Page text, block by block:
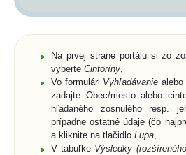
Na prvej strane portálu si zo
vyberte Cintoríny
Vo formulári Vyhľadávanie alebo
zadajte Obec/mesto alebo
hľadaného zosnulého resp.
prípadne ostatné údaje (čo
a kliknite na tlačidlo Lupa
V tabuľke Výsledky